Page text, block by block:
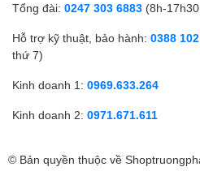
Tổng đài: 0247 303 6883 (8h-
Hỗ trợ kỹ thuật, bảo hành: 0388
thứ 7)
Kinh doanh 1: 0969.633.264
Kinh doanh 2: 0971.671.611
© Bản quyền thuộc về